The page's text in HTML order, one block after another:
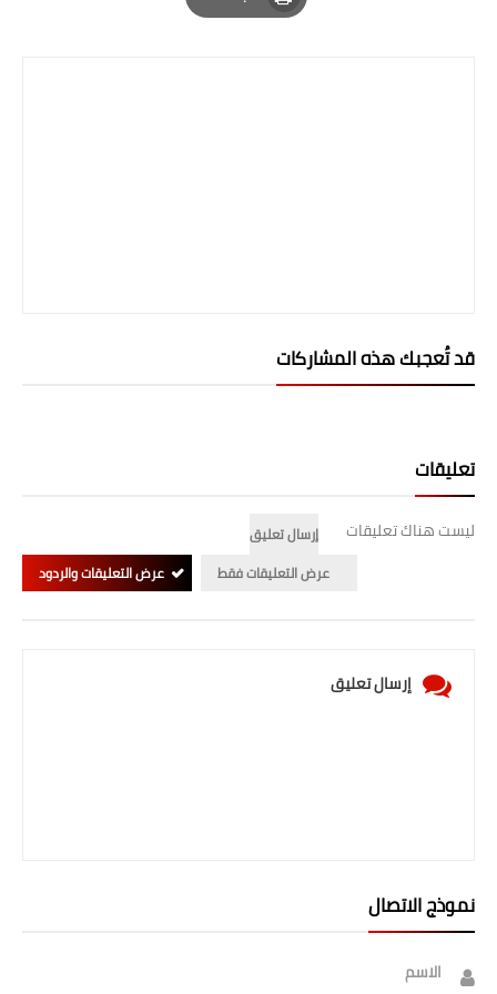
فن ومشاهير
Print
قد تُعجبك هذه المشاركات
تعليقات
ليست هناك تعليقات
إرسال تعليق
عرض التعليقات فقط
عرض التعليقات والردود
إرسال تعليق
نموذج الاتصال
الاسم